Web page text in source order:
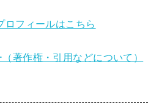
ロフィールはこちら
著作権・引用などについて）